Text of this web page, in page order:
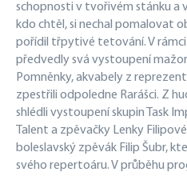
schopnosti v tvořivém stánku a
kdo chtěl, si nechal pomalovat
pořídil třpytivé tetování. V
předvedly svá vystoupení
Pomněnky, akvabely z
zpestřili odpoledne Rarášci. Z
shlédli vystoupení skupin Task
Talent a zpěvačky Lenky
boleslavský zpěvák Filip Šubr,
svého repertoáru. V průběhu